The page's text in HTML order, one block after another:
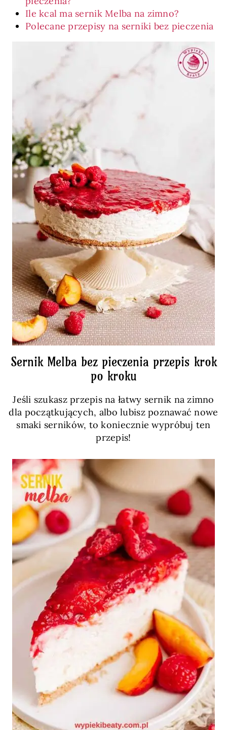
Ile kcal ma sernik Melba na zimno?
Polecane przepisy na serniki bez pieczenia
Sernik Melba bez pieczenia przepis krok
po kroku
Jeśli szukasz przepis na łatwy sernik na zimno
dla początkujących, albo lubisz poznawać nowe
smaki serników, to koniecznie wypróbuj ten
przepis!